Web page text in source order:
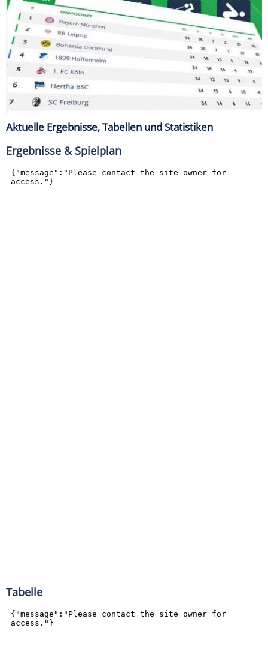
Aktuelle Ergebnisse, Tabellen und Statistiken
Ergebnisse & Spielplan
Tabelle